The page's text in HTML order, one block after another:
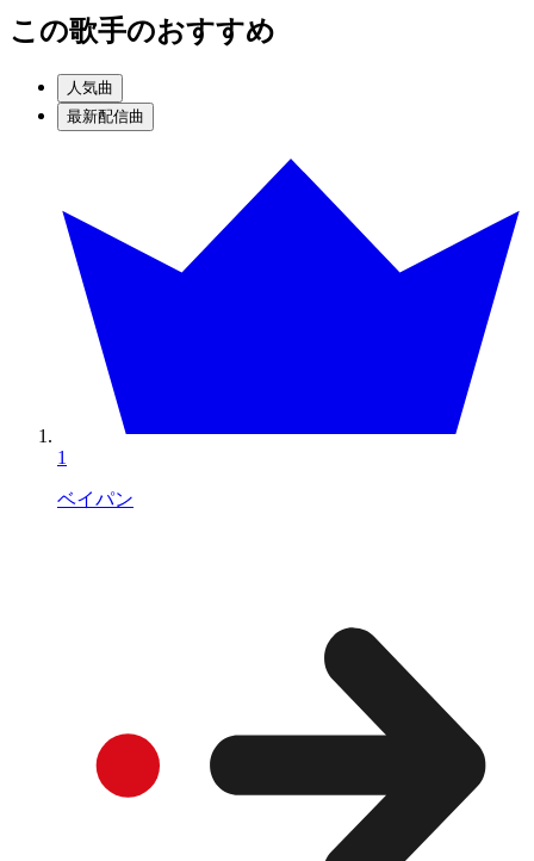
この歌手のおすすめ
人気曲
最新配信曲
1
ベイパン